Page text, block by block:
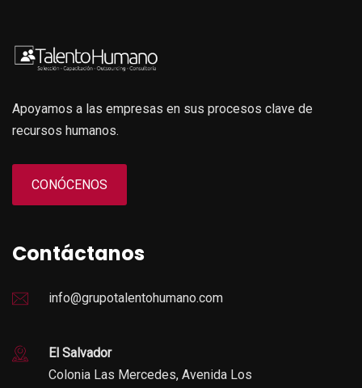
Apoyamos a las empresas en sus procesos clave de
recursos humanos.
CONÓCENOS
Contáctanos
info@grupotalentohumano.com
El Salvador
Colonia Las Mercedes, Avenida Los